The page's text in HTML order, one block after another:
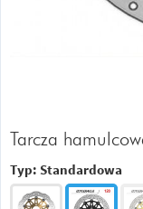
Tarcza
Typ: Standardowa